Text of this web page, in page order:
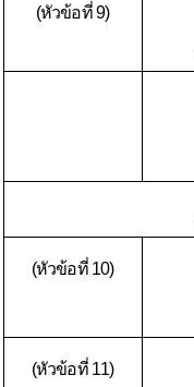
(หัวข้อที่ 9)
(หัวข้อที่ 10)
(หัวข้อที่ 11)